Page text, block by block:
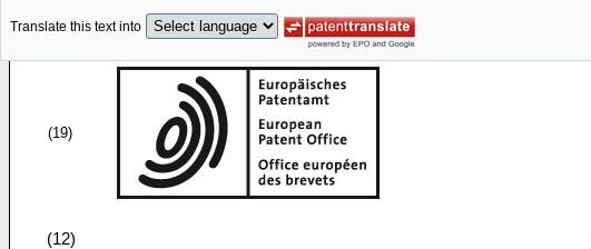
Translate this text into
(19)
(12)